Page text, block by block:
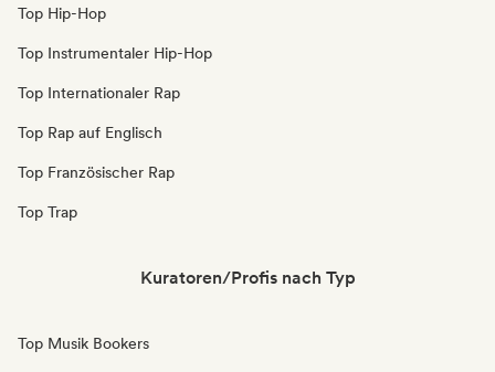
Top Hip-Hop
Top Instrumentaler Hip-Hop
Top Internationaler Rap
Top Rap auf Englisch
Top Französischer Rap
Top Trap
Kuratoren/Profis nach Typ
Top Musik Bookers